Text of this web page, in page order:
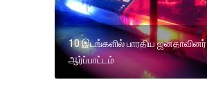
10 இடங்களில் பாரதிய ஜனதாவினர்
ஆர்ப்பாட்டம்